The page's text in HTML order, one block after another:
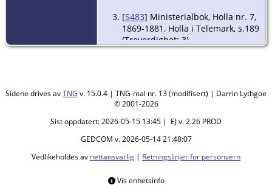
[S483] Ministerialbok, Holla nr. 7,
1869-1881, Holla i Telemark, s.189
(Troverdighet: 3).
(Troverdighet: 3).
Sidene drives avTNG v. 15.0.4 | TNG-mal nr. 13 (modifisert) | Darrin Lythgoe
© 2001-2026
Sist oppdatert: 2026-05-15 13:45 | EJ v. 2.26 PROD
GEDCOM v. 2026-05-14 21:48:07
Vedlikeholdes av nettansvarlig | Retningslinjer for personvern
Vis enhetsinfo